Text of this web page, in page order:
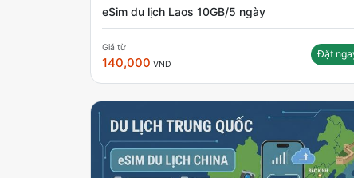
eSim du lịch Laos 10GB/5 ngày
Giá từ
140,000 VND
Đặt